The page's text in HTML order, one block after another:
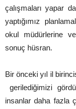
çalışmaları yapar
yaptığımız
okul müdürlerine
sonuç hüsran.
Bir önceki yıl il
gerilediğimizi
insanlar daha fazla